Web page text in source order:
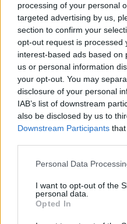
processing of your personal
targeted advertising by us,
section to confirm your
opt-out request is processed
interest-based ads based on
us or personal information
your opt-out. You may
disclosure of your personal
IAB’s list of downstream
also be disclosed by us to
Downstream Participants
Please note that this
not limited to your visit or
grant or deny consent to
use your data for below
Personal Data
I want to opt-out of the
personal data.
Opted In
Η φωτιά ξέσπασε από
τις 2.30 το μεσημέρι
χώρο εργοστασίου
Επί τόπου επιχειρούν
από 40 πυροσβέστες με
τμήμα της